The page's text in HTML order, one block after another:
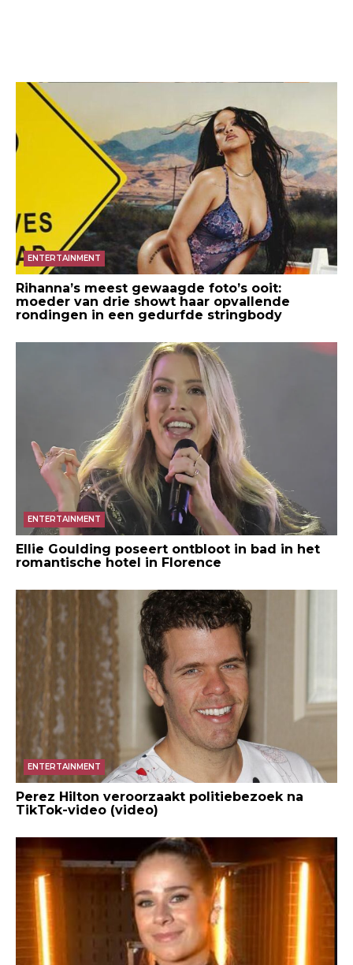
ENTERTAINMENT
Rihanna’s meest gewaagde foto’s ooit:
moeder van drie showt haar opvallende
rondingen in een gedurfde stringbody
ENTERTAINMENT
Ellie Goulding poseert ontbloot in bad in het
romantische hotel in Florence
ENTERTAINMENT
Perez Hilton veroorzaakt politiebezoek na
TikTok-video (video)